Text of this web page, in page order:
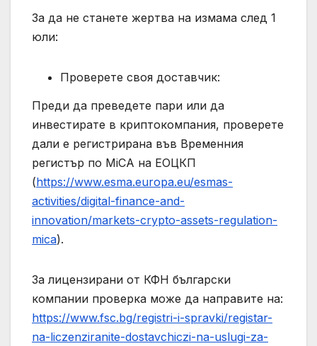
За да не станете жертва на измама след 1
юли:
Проверете своя доставчик:
Преди да преведете пари или да
инвестирате в криптокомпания, проверете
дали е регистрирана във Временния
регистър по MiCA на ЕОЦКП
(https://www.esma.europa.eu/esmas-
activities/digital-finance-and-
innovation/markets-crypto-assets-regulation-
mica).
За лицензирани от КФН български
компании проверка може да направите на:
https://www.fsc.bg/registri-i-spravki/registar-
na-liczenziranite-dostavchiczi-na-uslugi-za-